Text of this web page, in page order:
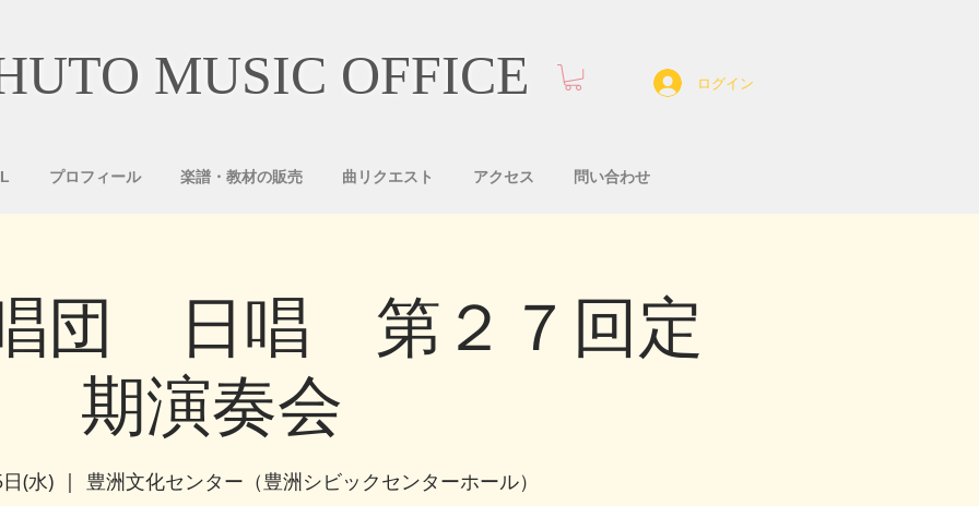
MUSIC OFFICE ログイン
プロフィール 楽譜・教材の販売 曲リクエスト アクセス 問い合わせ
団 日唱 第２７回定
期演奏会
(水)
  |
豊洲文化センター（豊洲シビックセンターホール）